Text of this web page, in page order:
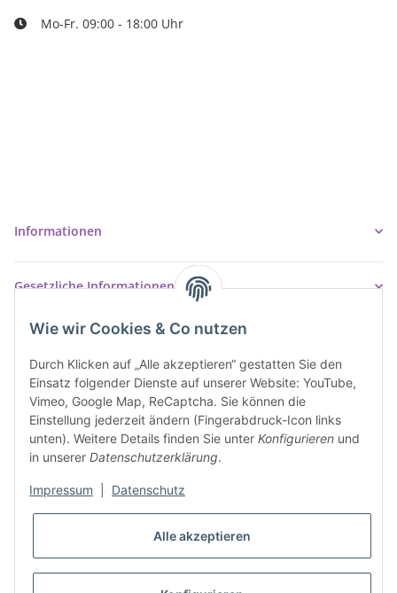
Wie wir Cookies & Co nutzen
Durch Klicken auf „Alle akzeptieren“ gestatten Sie den
Einsatz folgender Dienste auf unserer Website: YouTube,
Vimeo, Google Map, ReCaptcha. Sie können die
Einstellung jederzeit ändern (Fingerabdruck-Icon links
unten). Weitere Details finden Sie unter Konfigurieren und
in unserer Datenschutzerklärung.
Impressum Datenschutz
Alle akzeptieren
Mo-Fr. 09:00 - 18:00 Uhr
Informationen
Gesetzliche Informationen
* Alle Preise inkl. gesetzlicher USt., inkl.
VERTRAG WIDERRUFEN